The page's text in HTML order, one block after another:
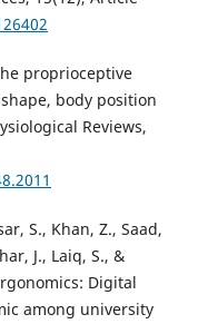
proprioceptive
body position
Reviews,
S., Khan, Z., Saad,
J., Laiq, S., &
Digital
among university